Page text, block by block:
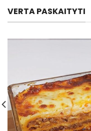
VERTA PASKAITYTI